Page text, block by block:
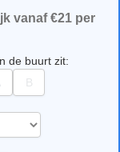
vanaf €21 per
de buurt zit: